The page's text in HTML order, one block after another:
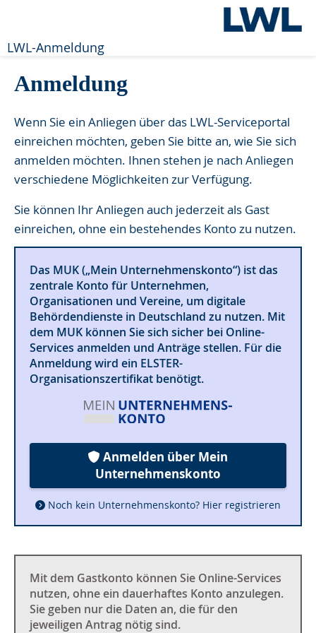
LWL-Anmeldung
Anmeldung
Wenn Sie ein Anliegen über das LWL-Serviceportal
einreichen möchten, geben Sie bitte an, wie Sie sich
anmelden möchten. Ihnen stehen je nach Anliegen
verschiedene Möglichkeiten zur Verfügung.
Sie können Ihr Anliegen auch jederzeit als Gast
einreichen, ohne ein bestehendes Konto zu nutzen.
Das MUK („Mein Unternehmenskonto“) ist das
zentrale Konto für Unternehmen,
Organisationen und Vereine, um digitale
Behördendienste in Deutschland zu nutzen. Mit
dem MUK können Sie sich sicher bei Online-
Services anmelden und Anträge stellen. Für die
Anmeldung wird ein ELSTER-
Organisationszertifikat benötigt.
Anmelden über Mein
Unternehmenskonto
Noch kein Unternehmenskonto? Hier registrieren
Mit dem Gastkonto können Sie Online-Services
nutzen, ohne ein dauerhaftes Konto anzulegen.
Sie geben nur die Daten an, die für den
jeweiligen Antrag nötig sind.